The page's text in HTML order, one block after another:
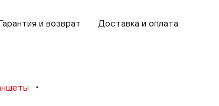
и возврат
Доставка и оплата